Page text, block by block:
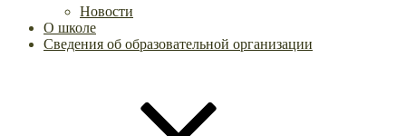
Новости
О школе
Сведения об образовательной организации